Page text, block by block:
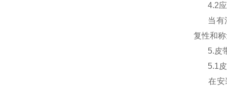
4.2
当有
复性和
5.皮
5.1
在安